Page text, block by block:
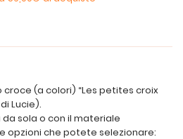
(a colori) “Les petites croix
Lucie).
sola o con il materiale
opzioni che potete selezionare: